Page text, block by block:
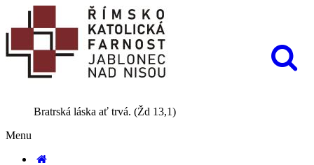
Bratrská láska ať trvá. (Žd 13,1)
Menu